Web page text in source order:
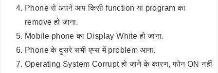
Phone से अपने आप किसी function या program का
remove हो जाना.
Mobile phone का Display White हो जाना.
Phone के दुसरे सभी एप्स में problem आना.
Operating System Corrupt हो जाने के कारण, फोन ON नहीं